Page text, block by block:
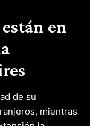
en
de su
mientras